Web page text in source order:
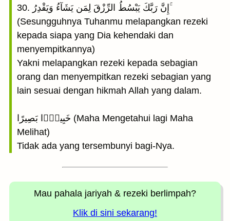
30. إِنَّ رَبَّكَ يَبْسُطُ الرِّزْقَ لِمَن يَشَآءُ وَيَقْدِرُ ۚ
(Sesungguhnya Tuhanmu melapangkan rezeki
kepada siapa yang Dia kehendaki dan
menyempitkannya)
Yakni melapangkan rezeki kepada sebagian
orang dan menyempitkan rezeki sebagian yang
lain sesuai dengan hikmah Allah yang dalam.
خَبِيرًۢا بَصِيرًا (Maha Mengetahui lagi Maha
Melihat)
Tidak ada yang tersembunyi bagi-Nya.
Mau pahala jariyah & rezeki berlimpah?
Klik di sini sekarang!